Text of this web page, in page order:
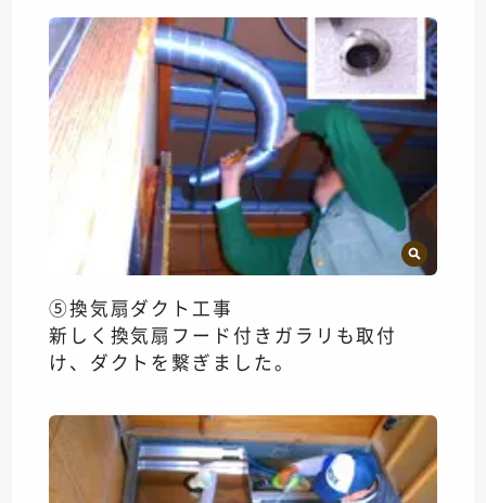
⑤換気扇ダクト工事
新しく換気扇フード付きガラリも取付
け、ダクトを繋ぎました。